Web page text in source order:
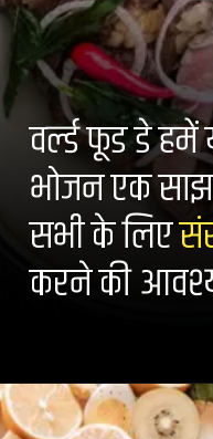
वर्ल्ड फूड डे हमें
भोजन एक
सभी के लिए
करने की